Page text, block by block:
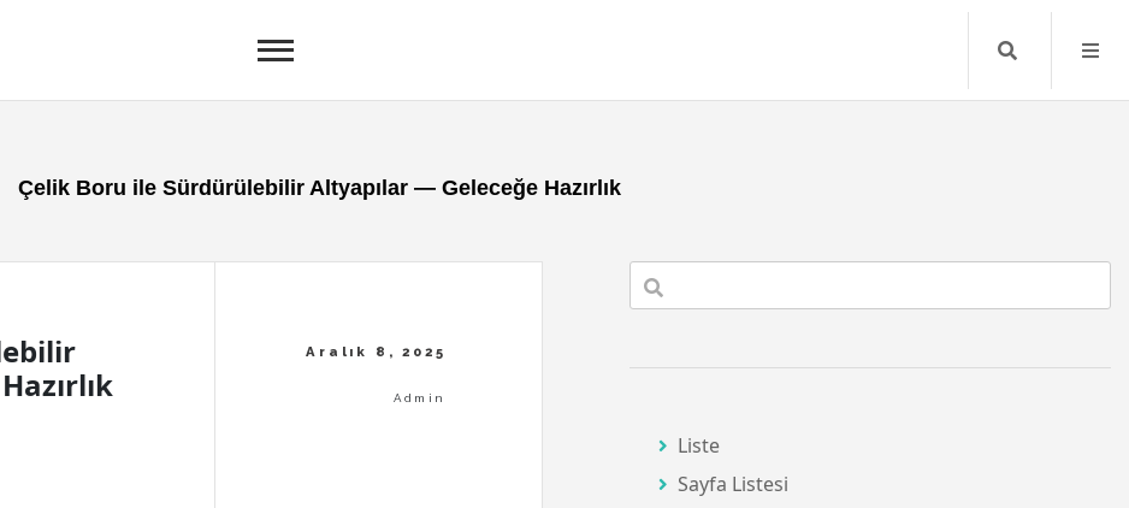
Search
Çelik Boru ile Sürdürülebilir Altyapılar — Geleceğe Hazırlık
Liste
Sayfa Listesi